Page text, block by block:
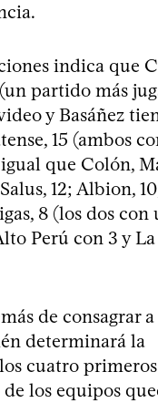
indica que
partido más
y Basáñez
15 (ambos
que Colón,
12; Albion,
8 (los dos con
Perú con 3 y
de consagrar
determinará la
cuatro
los equipos